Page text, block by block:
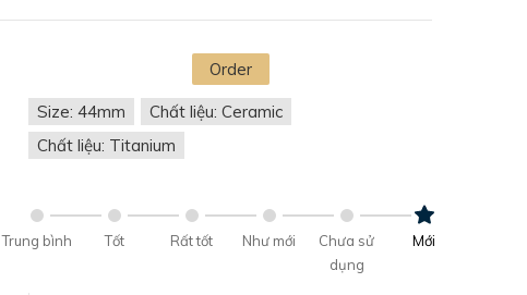
Order
Size: 44mm
Chất liệu: Ceramic
Chất liệu: Titanium
Trung bình Tốt Rất tốt Như mới
Chưa sử
dụng
Mới